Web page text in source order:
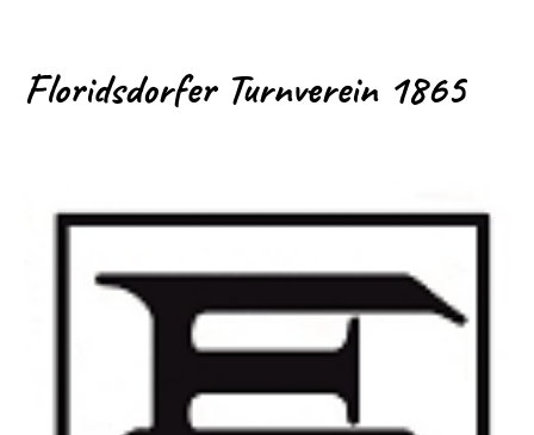
Floridsdorfer Turnverein 1865